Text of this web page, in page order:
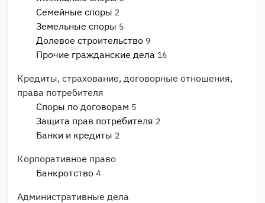
Семейные споры 2
Земельные споры 5
Долевое строительство 9
Прочие гражданские дела 16
Кредиты, страхование, договорные отношения,
права потребителя
Споры по договорам 5
Защита прав потребителя 2
Банки и кредиты 2
Корпоративное право
Банкротство 4
Административные дела